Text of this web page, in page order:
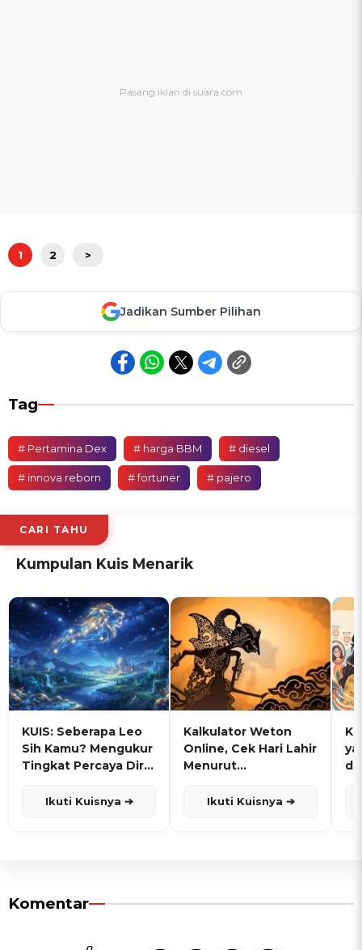
1 2 >
Jadikan Sumber Pilihan
Tag
# Pertamina Dex # harga BBM # diesel
# innova reborn # fortuner # pajero
CARI TAHU
Kumpulan Kuis Menarik
KUIS: Seberapa Leo
Sih Kamu? Mengukur
Tingkat Percaya Diri
Ikuti Kuisnya ➔
Kalkulator Weton
Online, Cek Hari Lahir
Menurut
Ikuti Kuisnya ➔
Komentar